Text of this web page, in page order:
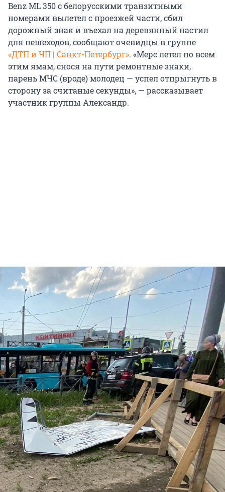
Benz ML 350 с белорусскими транзитными
номерами вылетел с проезжей части, сбил
дорожный знак и въехал на деревянный настил
для пешеходов, сообщают очевидцы в группе
«ДТП и ЧП | Санкт-Петербург». «Мерс летел по всем
этим ямам, снося на пути ремонтные знаки,
парень МЧС (вроде) молодец — успел отпрыгнуть в
сторону за считаные секунды», — рассказывает
участник группы Александр.